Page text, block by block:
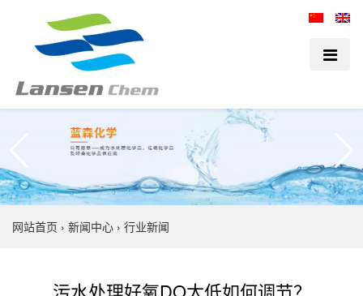
网站首页 › 新闻中心 › 行业新闻
污水处理好氧DO太低如何调节？